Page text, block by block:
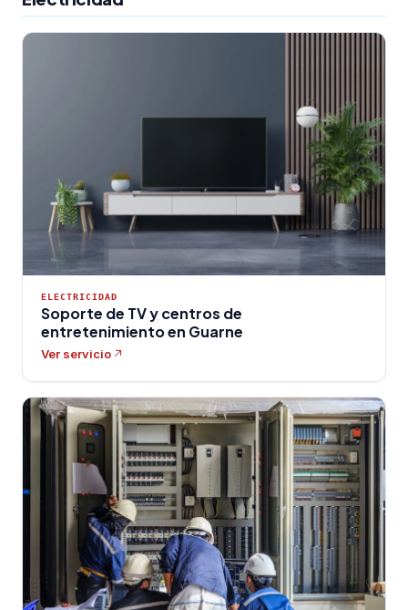
ELECTRICIDAD
Soporte de TV y centros de
entretenimiento en Guarne
Ver servicio